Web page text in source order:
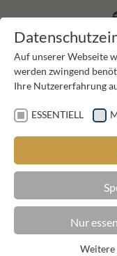
Auf unserer Webseite
werden zwingend
Ihre Nutzererfahrung
ESSENTIELL
Nur
Weitere